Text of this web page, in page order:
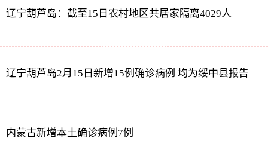
辽宁葫芦岛：截至15日农村地区共居家隔离4029人
辽宁葫芦岛2月15日新增15例确诊病例 均为绥中县报告
内蒙古新增本土确诊病例7例